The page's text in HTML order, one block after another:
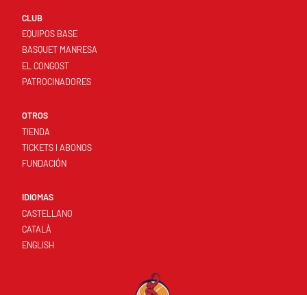
CLUB
EQUIPOS BASE
BASQUET MANRESA
EL CONGOST
PATROCINADORES
OTROS
TIENDA
TICKETS I ABONOS
FUNDACIÓN
IDIOMAS
CASTELLANO
CATALÀ
ENGLISH